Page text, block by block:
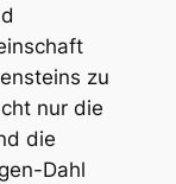
zu
nur die
die
Dahl